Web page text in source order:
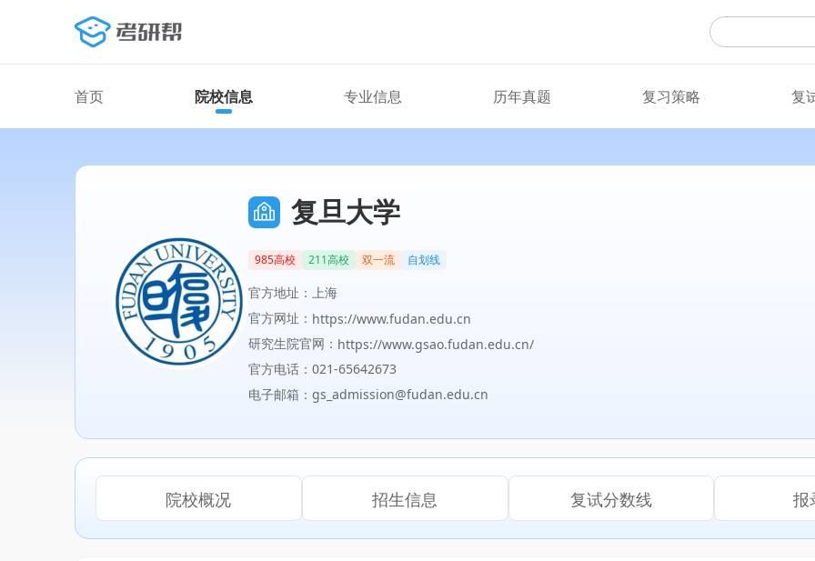
首页 院校信息 专业信息 历年真题 复习策略 复
复旦大学
985高校 211高校 双一流 自划线
官方地址：上海
官方网址： https://www.fudan.edu.cn
研究生院官网： https://www.gsao.fudan.edu.cn/
官方电话：021-65642673
电子邮箱：gs_admission@fudan.edu.cn
院校概况 招生信息 复试分数线 报